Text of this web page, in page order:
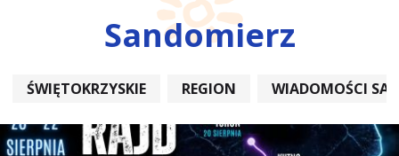
Sandomierz
ŚWIĘTOKRZYSKIE REGION WIADOMOŚCI